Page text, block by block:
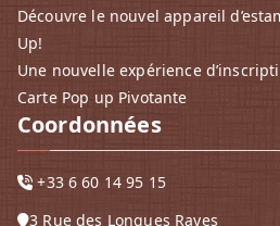
Découvre le nouvel appareil
Up!
Une nouvelle expérience
Carte Pop up Pivotante
Coordonnées
+33 6 60 14 95 15
3 Rue des Longues Rayes